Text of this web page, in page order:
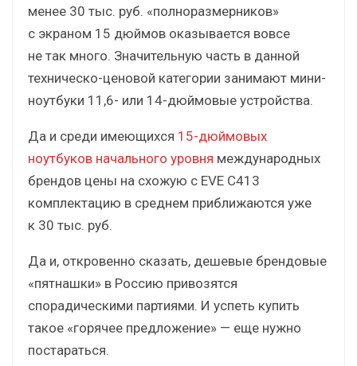
менее 30 тыс. руб. «полноразмерников»
с экраном 15 дюймов оказывается вовсе
не так много. Значительную часть в данной
техническо-ценовой категории занимают мини-
ноутбуки 11,6- или 14-дюймовые устройства.
Да и среди имеющихся 15-дюймовых
ноутбуков начального уровня международных
брендов цены на схожую с EVE C413
комплектацию в среднем приближаются уже
к 30 тыс. руб.
Да и, откровенно сказать, дешевые брендовые
«пятнашки» в Россию привозятся
спорадическими партиями. И успеть купить
такое «горячее предложение» — еще нужно
постараться.